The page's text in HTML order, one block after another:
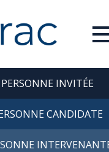
PERSONNE INVITÉE
CANDIDATE